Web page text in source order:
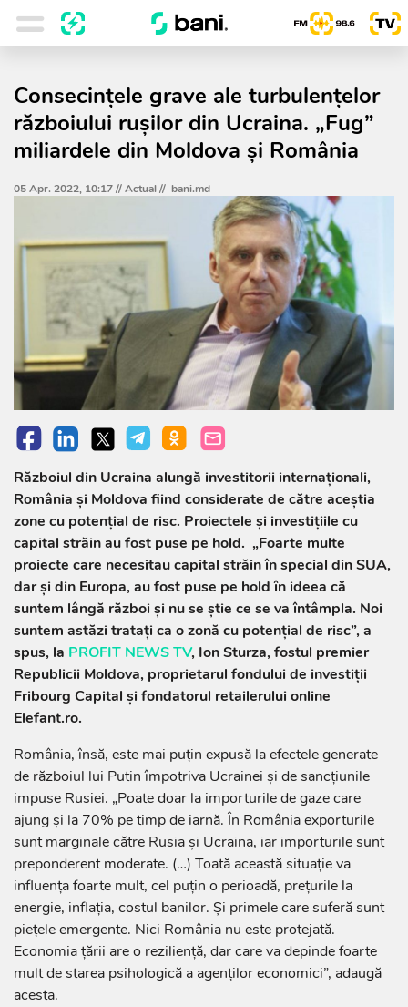
Consecințele grave ale turbulențelor
războiului rușilor din Ucraina. „Fug”
miliardele din Moldova și România
05 Apr. 2022, 10:17 //Actual// bani.md
Războiul din Ucraina alungă investitorii internaționali,
România și Moldova fiind considerate de către aceștia
zone cu potențial de risc. Proiectele și investițiile cu
capital străin au fost puse pe hold. „Foarte multe
proiecte care necesitau capital străin în special din SUA,
dar și din Europa, au fost puse pe hold în ideea că
suntem lângă război și nu se știe ce se va întâmpla. Noi
suntem astăzi tratați ca o zonă cu potențial de risc”, a
spus, la PROFIT NEWS TV, Ion Sturza, fostul premier
Republicii Moldova, proprietarul fondului de investiții
Fribourg Capital și fondatorul retailerului online
Elefant.ro.
România, însă, este mai puțin expusă la efectele generate
de războiul lui Putin împotriva Ucrainei și de sancțiunile
impuse Rusiei. „Poate doar la importurile de gaze care
ajung și la 70% pe timp de iarnă. În România exporturile
sunt marginale către Rusia și Ucraina, iar importurile sunt
preponderent moderate. (…) Toată această situație va
influența foarte mult, cel puțin o perioadă, prețurile la
energie, inflația, costul banilor. Și primele care suferă sunt
piețele emergente. Nici România nu este protejată.
Economia țării are o reziliență, dar care va depinde foarte
mult de starea psihologică a agenților economici”, adaugă
acesta.